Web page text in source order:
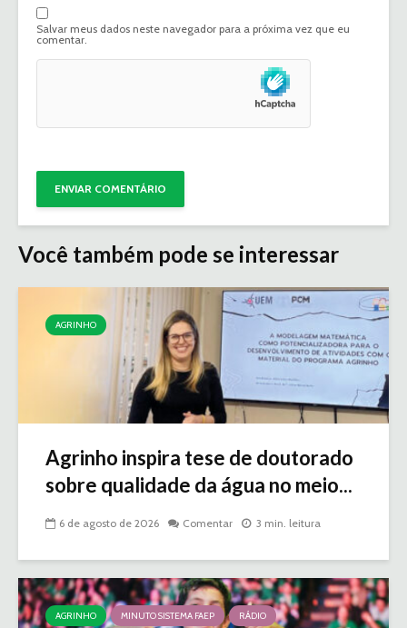
Salvar meus dados neste navegador para a próxima vez que eu
comentar.
Você também pode se interessar
AGRINHO
Agrinho inspira tese de doutorado
sobre qualidade da água no meio...
6 de agosto de 2026 Comentar 3 min. leitura
AGRINHO MINUTO SISTEMA FAEP RÁDIO